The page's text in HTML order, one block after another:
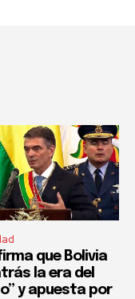
que Bolivia
la era del
y apuesta por